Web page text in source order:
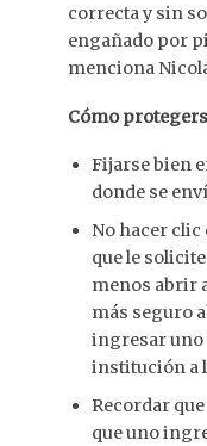
correcta y sin
engañado por
menciona
Cómo
Fijarse bien
donde se
No hacer
que le
menos abrir
más seguro
ingresar uno
institución a
Recordar
que uno